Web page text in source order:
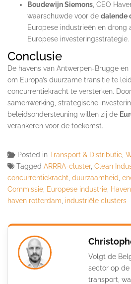
Boudewijn Siemons , CEO
waarschuwde voor de dalende
Europese industrieën en drong
Europese investeringsstrategie.
Conclusie
De havens van Antwerpen-Brugge
om Europa’s duurzame transitie te
concurrentiekracht te versterken.
samenwerking, strategische
beleidsondersteuning willen zij de
verankeren voor de toekomst.
Posted in Transport & Distributie
Tagged ARRRA-cluster, Clean
concurrentiekracht duurzaamheid
Commissie Europese industrie
haven rotterdam industriële clusters
Volgt de
sector op
transport,